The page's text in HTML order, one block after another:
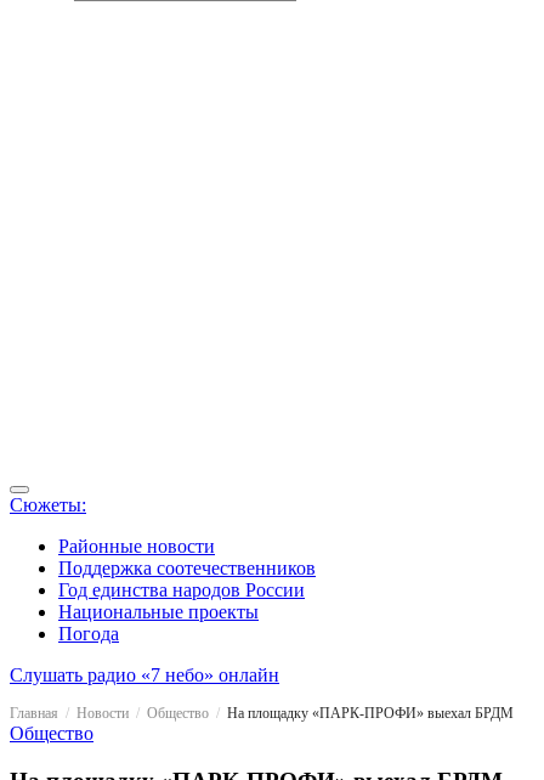
Сюжеты:
Районные новости
Поддержка соотечественников
Год единства народов России
Национальные проекты
Погода
Слушать радио «7 небо» онлайн
Главная Новости Общество На площадку «ПАРК-ПРОФИ» выехал БРДМ
Общество